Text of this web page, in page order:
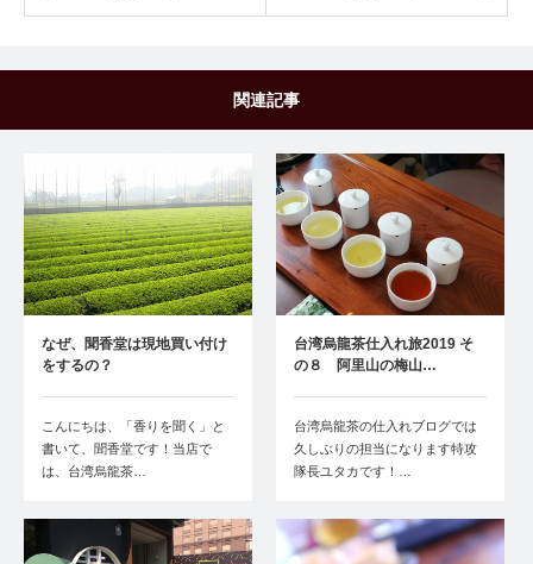
関連記事
なぜ、聞香堂は現地買い付け
をするの？
こんにちは、「香りを聞く」と
書いて、聞香堂です！当店で
は、台湾烏龍茶…
台湾烏龍茶仕入れ旅2019 そ
の８ 阿里山の梅山…
台湾烏龍茶の仕入れブログでは
久しぶりの担当になります特攻
隊長ユタカです！…